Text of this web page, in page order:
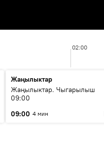
02:00
Жаңылыктар
Жаңылыктар. Чыгарылыш
09:00
09:00 4 мин